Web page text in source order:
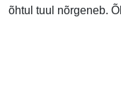
õhtul tuul nõrgeneb.